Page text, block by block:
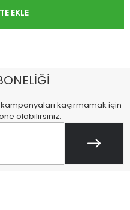
kaçırmamak için
olabilirsiniz.